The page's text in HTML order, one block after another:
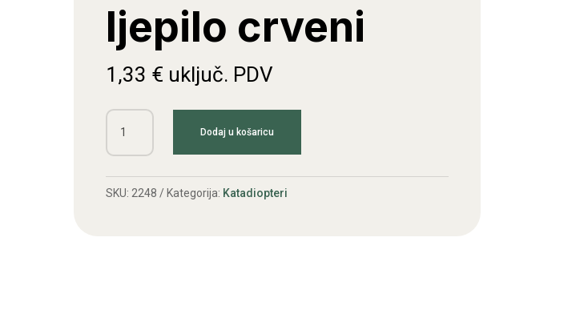
ljepilo crveni
1,33 € uključ. PDV
Katadiopter
105x48mm
ljepilo
Dodaj u košaricu
SKU: 2248 Kategorija: Katadiopteri